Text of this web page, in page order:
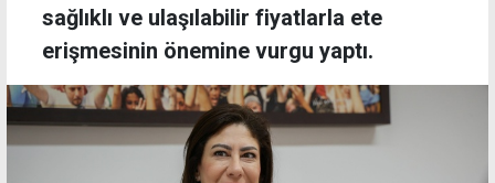
sağlıklı ve ulaşılabilir fiyatlarla ete
erişmesinin önemine vurgu yaptı.